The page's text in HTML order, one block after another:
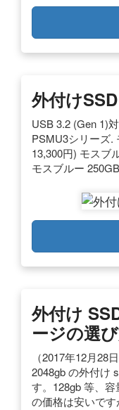
外付け
USB 3.2 (Gen 1)
PSMU3シリーズ.
13,300円) モスブ
モスブルー
外付け
ージの選
（2017年12月28
2048gb の外付け
す。128gb 等、
の価格は安いです